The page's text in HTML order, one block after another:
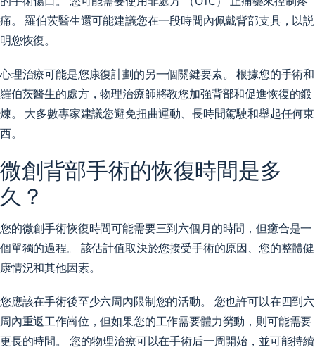
痛。 羅伯茨醫生還可能建議您在一段時間內佩戴背部支具，以説
明您恢復。
心理治療可能是您康復計劃的另一個關鍵要素。 根據您的手術和
羅伯茨醫生的處方，物理治療師將教您加強背部和促進恢復的鍛
煉。 大多數專家建議您避免扭曲運動、長時間駕駛和舉起任何東
西。
微創背部手術的恢復時間是多
久？
您的微創手術恢復時間可能需要三到六個月的時間，但癒合是一
個單獨的過程。 該估計值取決於您接受手術的原因、您的整體健
康情況和其他因素。
您應該在手術後至少六周內限制您的活動。 您也許可以在四到六
周內重返工作崗位，但如果您的工作需要體力勞動，則可能需要
更長的時間。 您的物理治療可以在手術后一周開始，並可能持續